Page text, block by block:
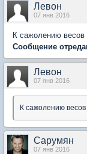
Левон
07 янв 2016
К сажолению весов
Сообщение
Левон
07 янв 2016
К сажолению весов
Сарумян
07 янв 2016